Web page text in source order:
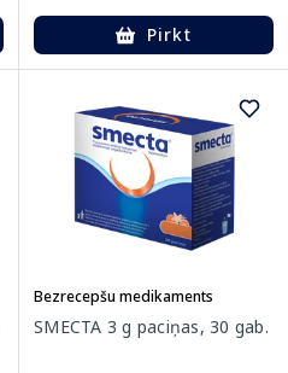
Pirkt
Bezrecepšu medikaments
SMECTA 3 g paciņas, 30 gab.